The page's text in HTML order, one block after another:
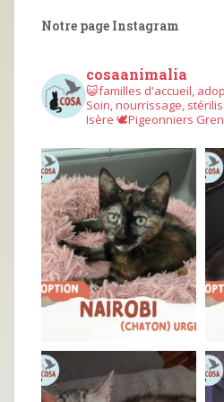
Notre page Instagram
cosaanimalia
😺familles d'accueil,
Soin, nourrissage,
Isère 🕊︎Pigeonniers